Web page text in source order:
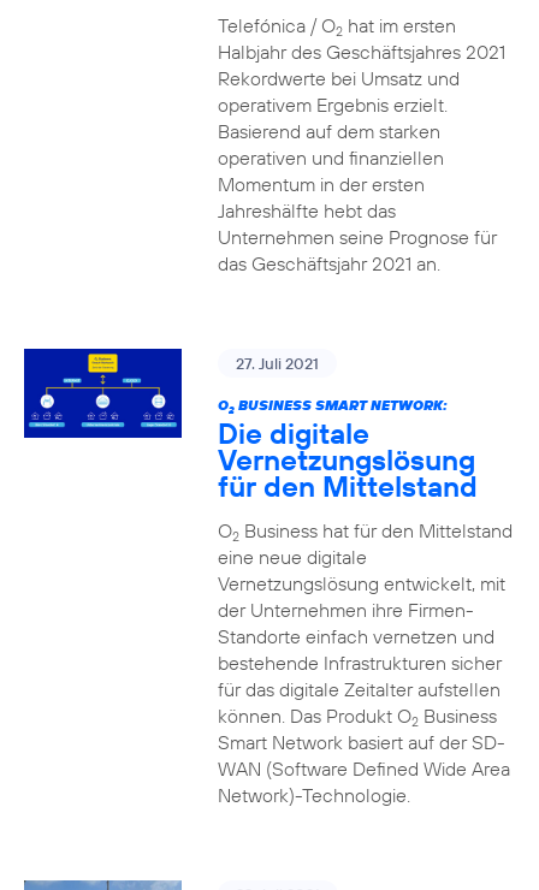
Telefónica / O2hat im ersten
Halbjahr des Geschäftsjahres 2021
Rekordwerte bei Umsatz und
operativem Ergebnis erzielt.
Basierend auf dem starken
operativen und finanziellen
Momentum in der ersten
Jahreshälfte hebt das
Unternehmen seine Prognose für
das Geschäftsjahr 2021 an.
27. Juli 2021
O2BUSINESS SMART NETWORK:
Die digitale
Vernetzungslösung
für den Mittelstand
O2Business hat für den Mittelstand
eine neue digitale
Vernetzungslösung entwickelt, mit
der Unternehmen ihre Firmen-
Standorte einfach vernetzen und
bestehende Infrastrukturen sicher
für das digitale Zeitalter aufstellen
können. Das Produkt O2Business
Smart Network basiert auf der SD-
WAN (Software Defined Wide Area
Network)-Technologie.